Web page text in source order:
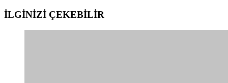
İLGİNİZİ ÇEKEBİLİR